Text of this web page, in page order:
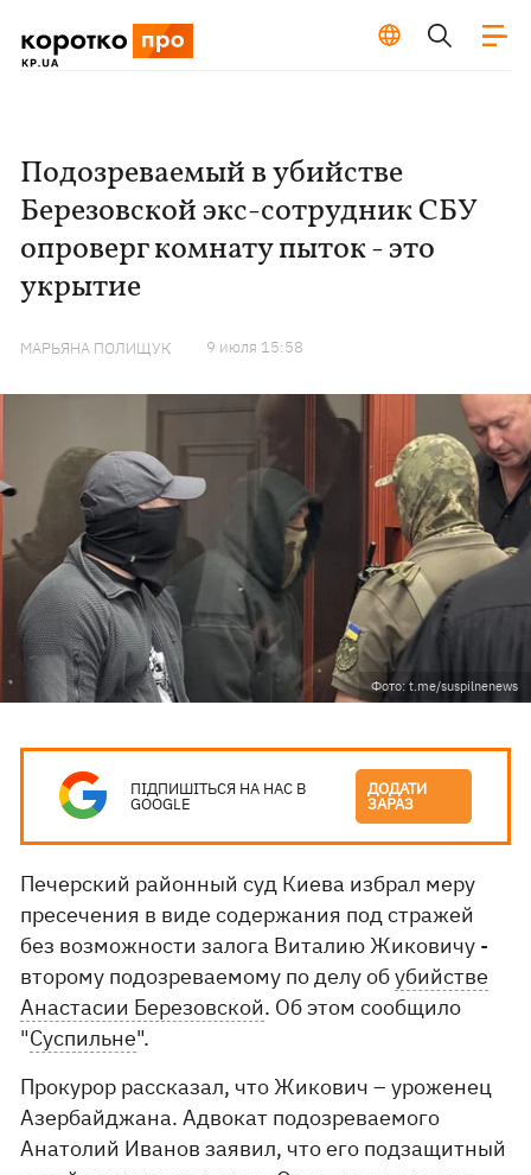
Подозреваемый в убийстве
Березовской экс-сотрудник СБУ
опроверг комнату пыток - это
укрытие
МАРЬЯНА ПОЛИЩУК 9 июля 15:58
Фото: t.me/suspilnenews
ПІДПИШІТЬСЯ НА НАС В
GOOGLE
ДОДАТИ
ЗАРАЗ
Печерский районный суд Киева избрал меру
пресечения в виде содержания под стражей
без возможности залога Виталию Жиковичу -
второму подозреваемому по делу обубийстве
Анастасии Березовской. Об этом сообщило
"Суспильне".
Прокурор рассказал, что Жикович – уроженец
Азербайджана. Адвокат подозреваемого
Анатолий Иванов заявил, что его подзащитный